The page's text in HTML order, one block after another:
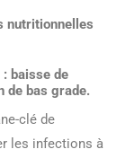
nutritionnelles
baisse de
de bas grade.
clé de
les infections à